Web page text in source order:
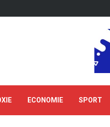
ECONOMIE SPORT